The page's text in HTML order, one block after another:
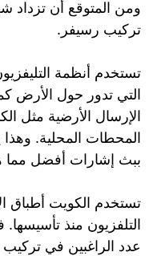
ومن المتوقع أن تزداد
تركيب رسيفر.
تستخدم أنظمة
التي تدور حول الأرض
الإرسال الأرضية مثل
المحطات المحلية. وهذا
ببث إشارات أفضل مما
تستخدم الكويت أطباق
التلفزيون منذ تأسيسها.
عدد الراغبين في تركيب